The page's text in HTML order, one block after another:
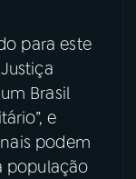
para este
Brasil
e
podem
população